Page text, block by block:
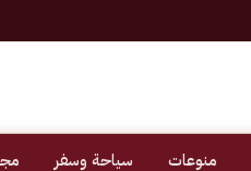
منوعات سياحة وسفر